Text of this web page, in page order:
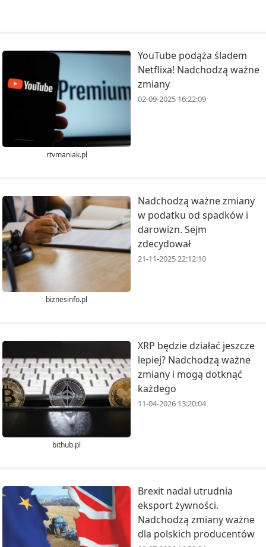
rtvmaniak.pl
YouTube podąża śladem
Netflixa! Nadchodzą ważne
zmiany
02-09-2025 16:22:09
biznesinfo.pl
Nadchodzą ważne zmiany
w podatku od spadków i
darowizn. Sejm
zdecydował
21-11-2025 22:12:10
bithub.pl
XRP będzie działać jeszcze
lepiej? Nadchodzą ważne
zmiany i mogą dotknąć
każdego
11-04-2026 13:20:04
Brexit nadal utrudnia
eksport żywności.
Nadchodzą zmiany ważne
dla polskich producentów